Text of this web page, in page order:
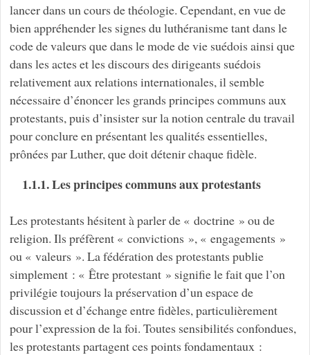
lancer dans un cours de théologie. Cependant, en vue de
bien appréhender les signes du luthéranisme tant dans le
code de valeurs que dans le mode de vie suédois ainsi que
dans les actes et les discours des dirigeants suédois
relativement aux relations internationales, il semble
nécessaire d’énoncer les grands principes communs aux
protestants, puis d’insister sur la notion centrale du travail
pour conclure en présentant les qualités essentielles,
prônées par Luther, que doit détenir chaque fidèle.
1.1.1. Les principes communs aux protestants
Les protestants hésitent à parler de « doctrine » ou de
religion. Ils préfèrent « convictions », « engagements »
ou « valeurs ». La fédération des protestants publie
simplement : « Être protestant » signifie le fait que l’on
privilégie toujours la préservation d’un espace de
discussion et d’échange entre fidèles, particulièrement
pour l’expression de la foi. Toutes sensibilités confondues,
les protestants partagent ces points fondamentaux :